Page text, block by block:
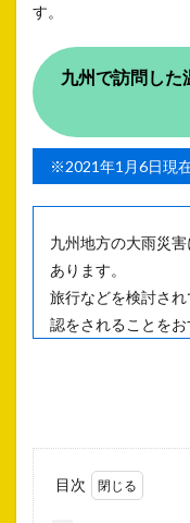
す。
九州で訪問した
※2021年1月6日現
九州地方の大雨災
あります。
旅行などを検討さ
認をされることをお
目次